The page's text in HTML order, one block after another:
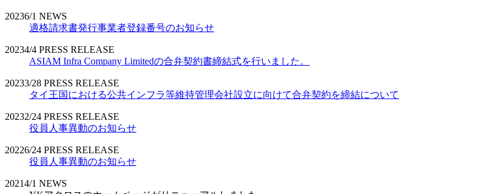
20236/1 NEWS
適格請求書発行事業者登録番号のお知らせ
20234/4 PRESS RELEASE
ASIAM Infra Company Limitedの合弁契約書締結式を行いました。
20233/28 PRESS RELEASE
タイ王国における公共インフラ等維持管理会社設立に向けて合弁契約を締結について
20232/24 PRESS RELEASE
役員人事異動のお知らせ
20226/24 PRESS RELEASE
役員人事異動のお知らせ
20214/1 NEWS